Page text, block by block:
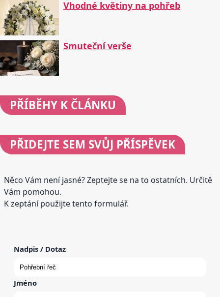
Vhodné květiny na pohřeb
Smuteční verše
PŘÍBĚHY K ČLÁNKU
PŘIDEJTE SEM SVŮJ PŘÍSPĚVEK
Něco Vám není jasné? Zeptejte se na to ostatních. Určitě
Vám pomohou.
K zeptání použijte tento formulář.
Nadpis / Dotaz
Jméno